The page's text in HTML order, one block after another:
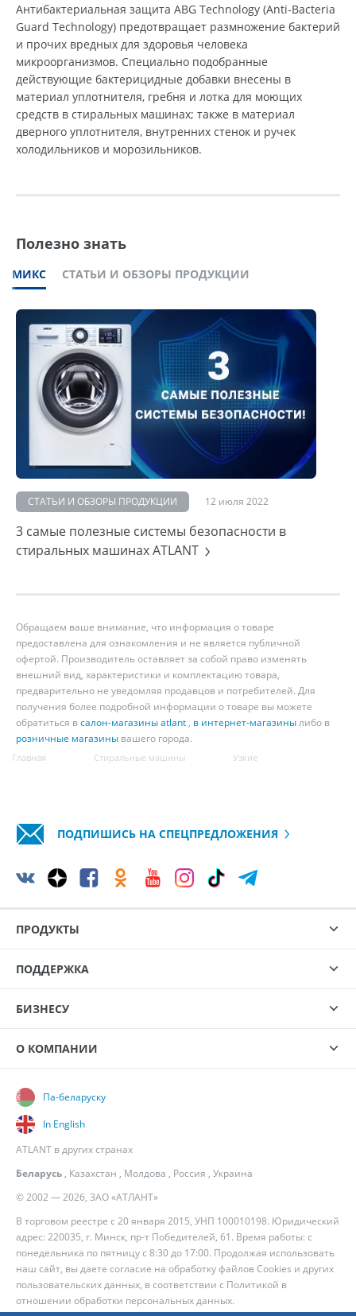
Антибактериальная защита ABG Technology (Anti-Bacteria
Guard Technology) предотвращает размножение бактерий
и прочих вредных для здоровья человека
микроорганизмов. Специально подобранные
действующие бактерицидные добавки внесены в
материал уплотнителя, гребня и лотка для моющих
средств в стиральных машинах; также в материал
дверного уплотнителя, внутренних стенок и ручек
холодильников и морозильников.
Полезно знать
МИКС СТАТЬИ И ОБЗОРЫ ПРОДУКЦИИ
СТАТЬИ И ОБЗОРЫ ПРОДУКЦИИ 12 июля 2022
3 самые полезные системы безопасности в
стиральных машинах ATLANT
Обращаем ваше внимание, что информация о товаре
предоставлена для ознакомления и не является публичной
офертой. Производитель оставляет за собой право изменять
внешний вид, характеристики и комплектацию товара,
предварительно не уведомляя продавцов и потребителей. Для
получения более подробной информации о товаре вы можете
обратиться всалон-магазины atlant , в интернет-магазинылибо в
розничные магазины вашего города.
Главная Стиральные машины Узкие
ПОДПИШИСЬ НА СПЕЦПРЕДЛОЖЕНИЯ
ПРОДУКТЫ
ПОДДЕРЖКА
БИЗНЕСУ
О КОМПАНИИ
© 2002 — 2026, ЗАО «АТЛАНТ»
В торговом реестре с 20 января 2015, УНП 100010198. Юридический
адрес: 220035, г. Минск, пр-т Победителей, 61. Время работы: с
понедельника по пятницу с 8:30 до 17:00. Продолжая использовать
наш сайт, вы даете согласие на обработку файлов Cookies и других
пользовательских данных, в соответствии с Политикой в
отношении обработки персональных данных.
Па-беларуску
In English
ATLANT в других странах
Беларусь , Казахстан , Молдова , Россия , Украина